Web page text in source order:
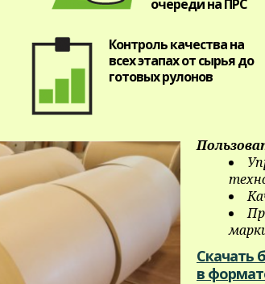
очереди на ПРС
Контроль качества на
всех этапах от сырья до
готовых рулонов
Скачать
в